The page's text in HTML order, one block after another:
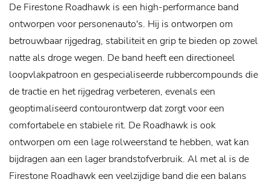
De Firestone Roadhawk is een high-performance band
ontworpen voor personenauto's. Hij is ontworpen om
betrouwbaar rijgedrag, stabiliteit en grip te bieden op zowel
natte als droge wegen. De band heeft een directioneel
loopvlakpatroon en gespecialiseerde rubbercompounds die
de tractie en het rijgedrag verbeteren, evenals een
geoptimaliseerd contourontwerp dat zorgt voor een
comfortabele en stabiele rit. De Roadhawk is ook
ontworpen om een ​​lage rolweerstand te hebben, wat kan
bijdragen aan een lager brandstofverbruik. Al met al is de
Firestone Roadhawk een veelzijdige band die een balans